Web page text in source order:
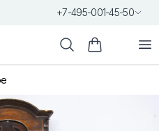
+7-495-001-45-50
ПоискКорзина